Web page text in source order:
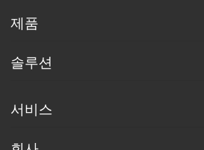
제품
솔루션
서비스